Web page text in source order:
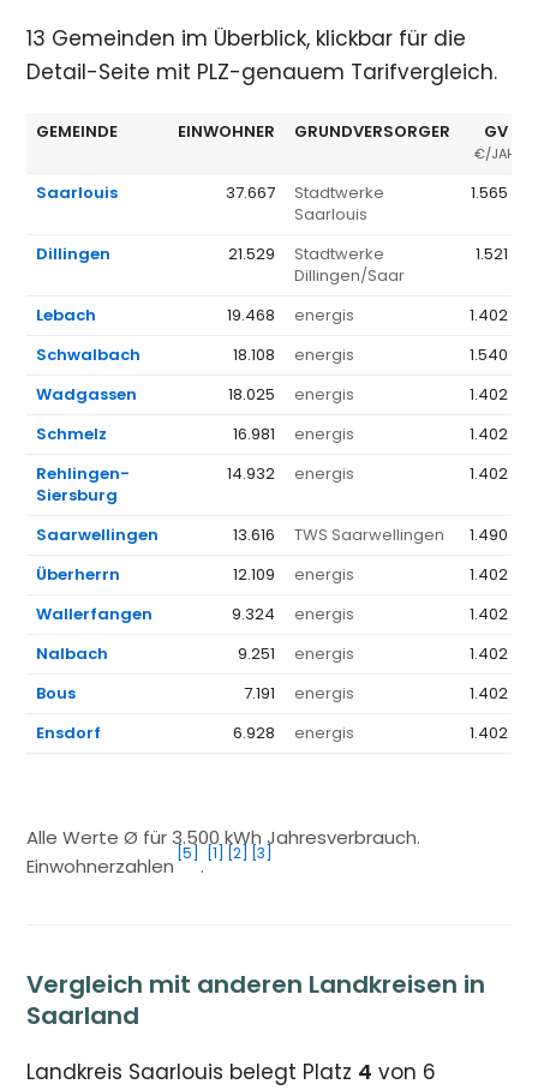
13 Gemeinden im Überblick, klickbar für die
Detail-Seite mit PLZ-genauem Tarifvergleich.
GEMEINDE EINWOHNER GRUNDVERSORGER GV Ø
€/JAHR
Saarlouis 37.667
Stadtwerke
Saarlouis
1.565 €
Dillingen 21.529
Stadtwerke
Dillingen/Saar
1.521 €
Lebach 19.468 energis
1.402 €
Schwalbach
18.108 energis
1.540 €
Wadgassen
18.025 energis
1.402 €
Schmelz
16.981 energis
1.402 €
Rehlingen-
Siersburg
14.932 energis 1.402 €
Saarwellingen 13.616 TWS Saarwellingen
1.490 €
Überherrn
12.109 energis
1.402 €
Wallerfangen
9.324 energis
1.402 €
Nalbach
9.251 energis
1.402 €
Bous
7.191 energis
1.402 €
Ensdorf
6.928 energis 1.402 €
Alle Werte Ø für 3.500 kWh Jahresverbrauch.
Einwohnerzahlen
[5]
.
[1] [2] [3]
Vergleich mit anderen Landkreisen in
Saarland
Landkreis Saarlouis belegt Platz 4 von 6